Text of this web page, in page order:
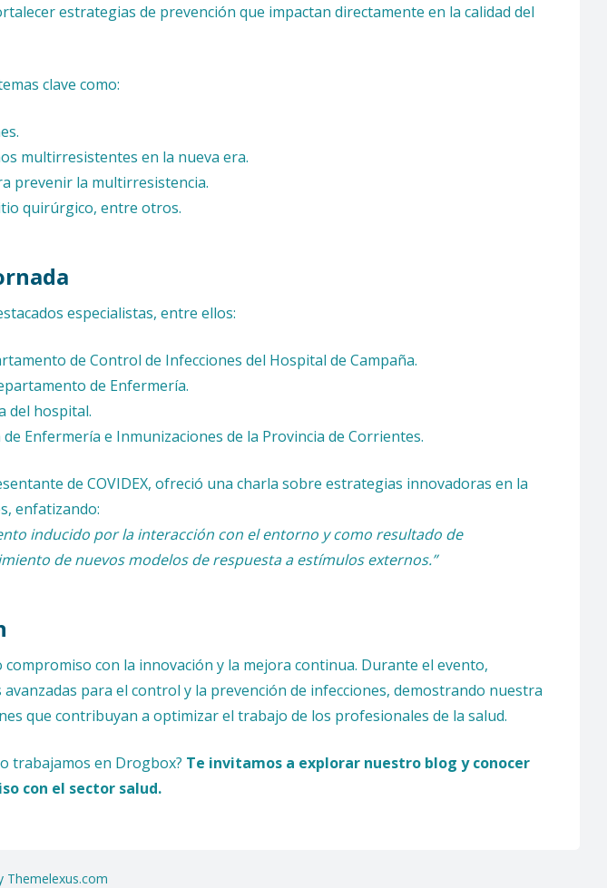
estrategias de prevención que impactan directamente en la calidad del
clave como:
multirresistentes en la nueva era.
prevenir la multirresistencia.
quirúrgico, entre otros.
especialistas, entre ellos:
de Control de Infecciones del Hospital de Campaña.
de Enfermería.
del hospital.
Enfermería e Inmunizaciones de la Provincia de Corrientes.
de COVIDEX, ofreció una charla sobre estrategias innovadoras en la
enfatizando:
inducido por la interacción con el entorno y como resultado de
de nuevos modelos de respuesta a estímulos externos.”
con la innovación y la mejora continua. Durante el evento,
para el control y la prevención de infecciones, demostrando nuestra
que contribuyan a optimizar el trabajo de los profesionales de la salud.
trabajamos en Drogbox? Te invitamos a explorar nuestro blog y conocer
con el sector salud.
Themelexus.com